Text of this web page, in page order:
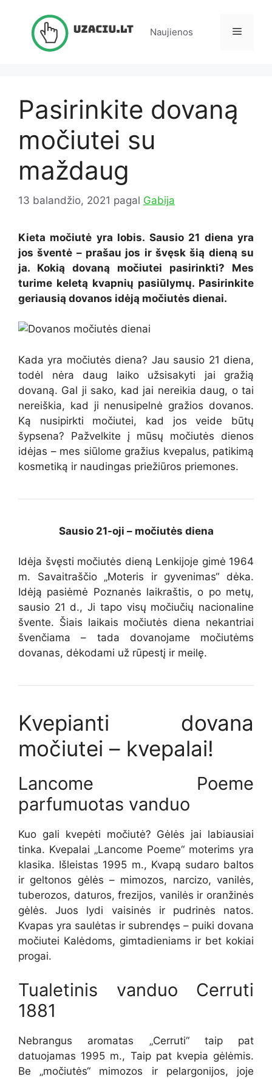
Naujienos Meniu
Pasirinkite dovaną
močiutei su
maždaug
13 balandžio, 2021 pagal Gabija
Kieta močiutė yra lobis. Sausio 21 diena yra
jos šventė – prašau jos ir švęsk šią dieną su
ja. Kokią dovaną močiutei pasirinkti? Mes
turime keletą kvapnių pasiūlymų. Pasirinkite
geriausią dovanos idėją močiutės dienai.
Kada yra močiutės diena? Jau sausio 21 diena,
todėl nėra daug laiko užsisakyti jai gražią
dovaną. Gal ji sako, kad jai nereikia daug, o tai
nereiškia, kad ji nenusipelnė gražios dovanos.
Ką nusipirkti močiutei, kad jos veide būtų
šypsena? Pažvelkite į mūsų močiutės dienos
idėjas – mes siūlome gražius kvepalus, patikimą
kosmetiką ir naudingas priežiūros priemones.
Sausio 21-oji – močiutės diena
Idėja švęsti močiutės dieną Lenkijoje gimė 1964
m. Savaitraščio „Moteris ir gyvenimas“ dėka.
Idėją pasiėmė Poznanės laikraštis, o po metų,
sausio 21 d., Ji tapo visų močiučių nacionaline
švente. Šiais laikais močiutės diena nekantriai
švenčiama – tada dovanojame močiutėms
dovanas, dėkodami už rūpestį ir meilę.
Kvepianti dovana
močiutei – kvepalai!
Lancome Poeme
parfumuotas vanduo
Kuo gali kvepėti močiutė? Gėlės jai labiausiai
tinka. Kvepalai „Lancome Poeme“ moterims yra
klasika. Išleistas 1995 m., Kvapą sudaro baltos
ir geltonos gėlės – mimozos, narcizo, vanilės,
tuberozos, daturos, frezijos, vanilės ir oranžinės
gėlės. Juos lydi vaisinės ir pudrinės natos.
Kvapas yra saulėtas ir subrendęs – puiki dovana
močiutei Kalėdoms, gimtadieniams ir bet kokiai
progai.
Tualetinis vanduo Cerruti
1881
Nebrangus aromatas „Cerruti“ taip pat
datuojamas 1995 m., Taip pat kvepia gėlėmis.
Be „močiutės“ mimozos ir pelargonijos, joje